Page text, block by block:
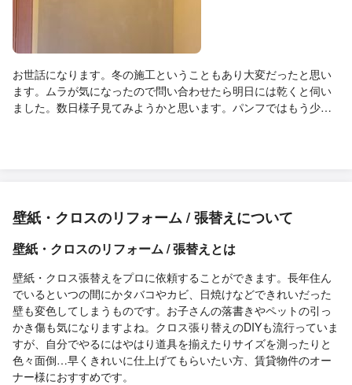
お世話になります。冬の施工ということもあり大変だったと思い
ます。ムラが気になったので問い合わせたら明日には乾くと伺い
ました。数日様子見てみようかと思います。パンフではもう少し
壁紙・クロスのリフォーム / 張替えについて
壁紙・クロスのリフォーム / 張替えとは
壁紙・クロス張替えをプロに依頼することができます。長年住ん
でいるといつの間にかタバコやカビ、日焼けなどできれいだった
壁も変色してしまうものです。お子さんの落書きやペットの引っ
かき傷も気になりますよね。クロス張り替えのDIYも流行っていま
すが、自分でやるにはやはり道具を揃えたりサイズを測ったりと
色々面倒…早くきれいに仕上げてもらいたい方、賃貸物件のオー
ナー様におすすめです。